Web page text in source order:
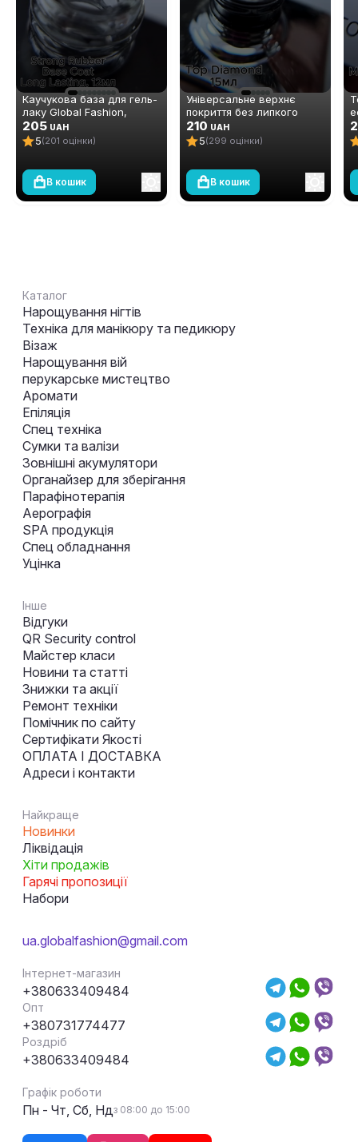
Каучукова база для гель-
лаку Global Fashion,
Strong Long Lasting Base
Coat, 12 мл
205 UAH
5(201 оцінки)
В кошик
Універсальне верхнє
покриття без липкого
шару Global Fashion TOP-
Diamond 15 мл (топ/фініш)
210 UAH
5(299 оцінки)
В кошик
Каталог
Нарощування нігтів
Техніка для манікюру та педикюру
Візаж
Нарощування вій
перукарське мистецтво
Аромати
Епіляція
Спец техніка
Сумки та валізи
Зовнішні акумулятори
Органайзер для зберігання
Парафінотерапія
Аерографія
SPA продукція
Спец обладнання
Уцінка
Інше
Відгуки
QR Security control
Майстер класи
Новини та статті
Знижки та акції
Ремонт техніки
Помічник по сайту
Сертифікати Якості
ОПЛАТА І ДОСТАВКА
Адреси і контакти
Найкраще
Новинки
Ліквідація
Хіти продажів
Гарячі пропозиції
Набори
ua.globalfashion@gmail.com
Інтернет-магазин
+380633409484
Опт
+380731774477
Роздріб
+380633409484
Графік роботи
Пн - Чт, Сб, Ндз 08:00 до 15:00